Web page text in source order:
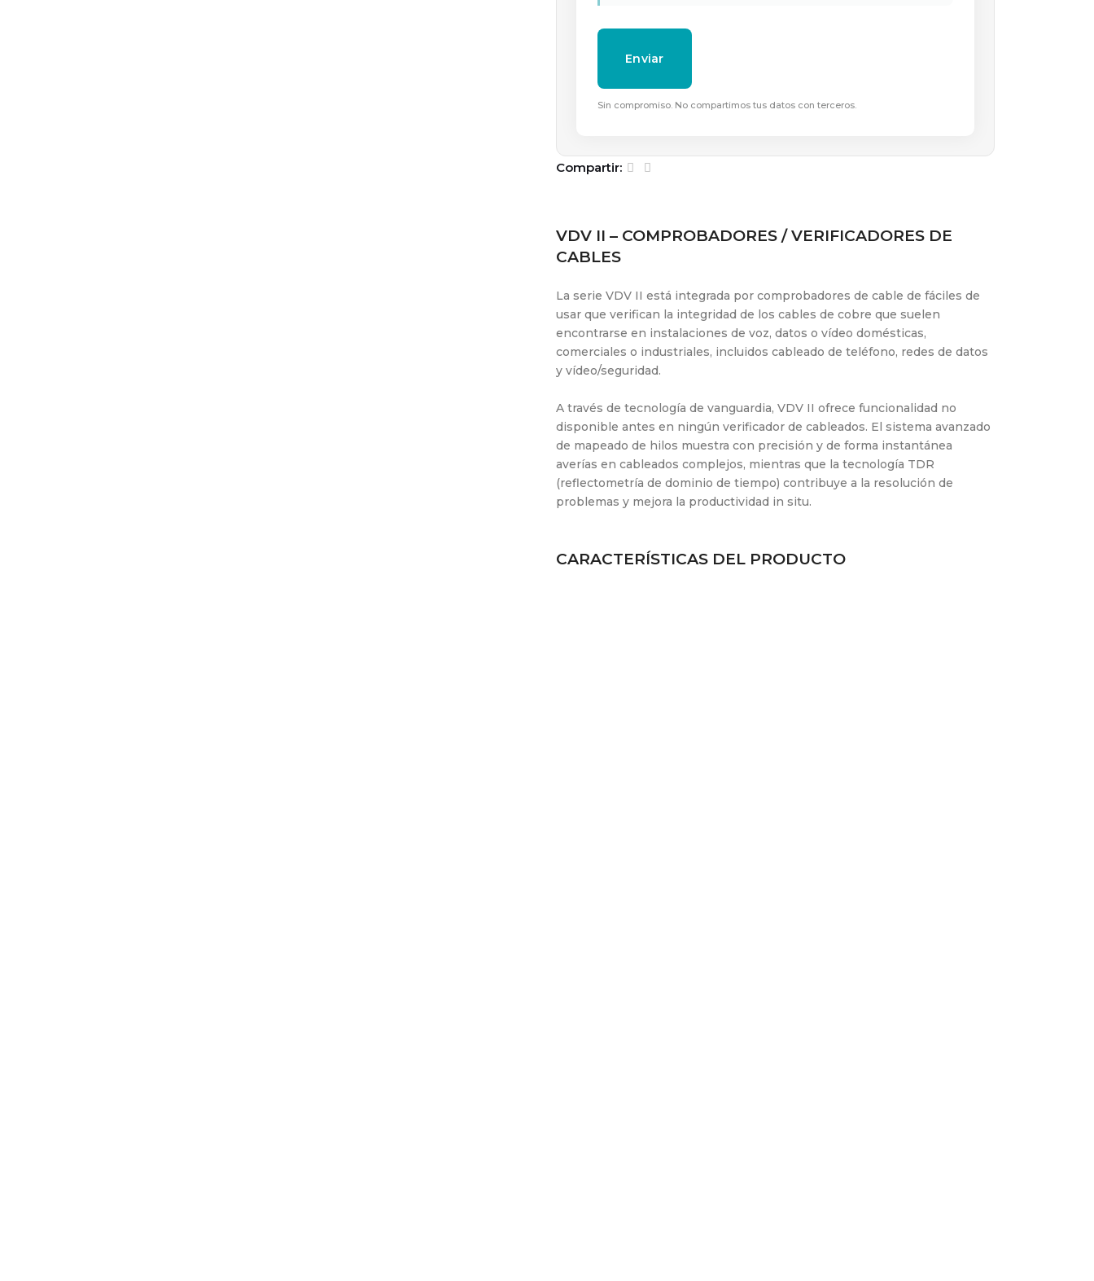
Sin compromiso. No compartimos tus datos con terceros.
Compartir:
VDV II – COMPROBADORES / VERIFICADORES DE
CABLES
La serie VDV II está integrada por comprobadores de cable de fáciles de
usar que verifican la integridad de los cables de cobre que suelen
encontrarse en instalaciones de voz, datos o vídeo domésticas,
comerciales o industriales, incluidos cableado de teléfono, redes de datos
y vídeo/seguridad.
A través de tecnología de vanguardia, VDV II ofrece funcionalidad no
disponible antes en ningún verificador de cableados. El sistema avanzado
de mapeado de hilos muestra con precisión y de forma instantánea
averías en cableados complejos, mientras que la tecnología TDR
(reflectometría de dominio de tiempo) contribuye a la resolución de
problemas y mejora la productividad in situ.
CARACTERÍSTICAS DEL PRODUCTO